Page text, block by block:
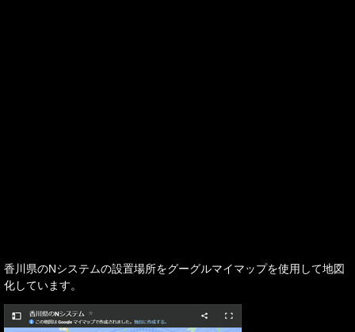
香川県のNシステムの設置場所をグーグルマイマップを使用して地図
化しています。